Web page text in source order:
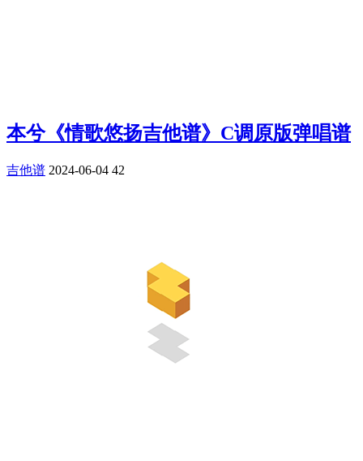
本兮《情歌悠扬吉他谱》C调原版弹唱谱
吉他谱 2024-06-04 42